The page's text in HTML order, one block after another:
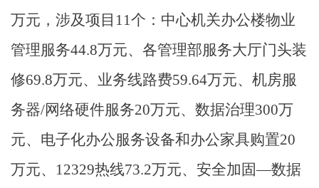
万元，涉及项目11个：中心机关办公楼物业
管理服务44.8万元、各管理部服务大厅门头装
修69.8万元、业务线路费59.64万元、机房服
务器/网络硬件服务20万元、数据治理300万
元、电子化办公服务设备和办公家具购置20
万元、12329热线73.2万元、安全加固—数据